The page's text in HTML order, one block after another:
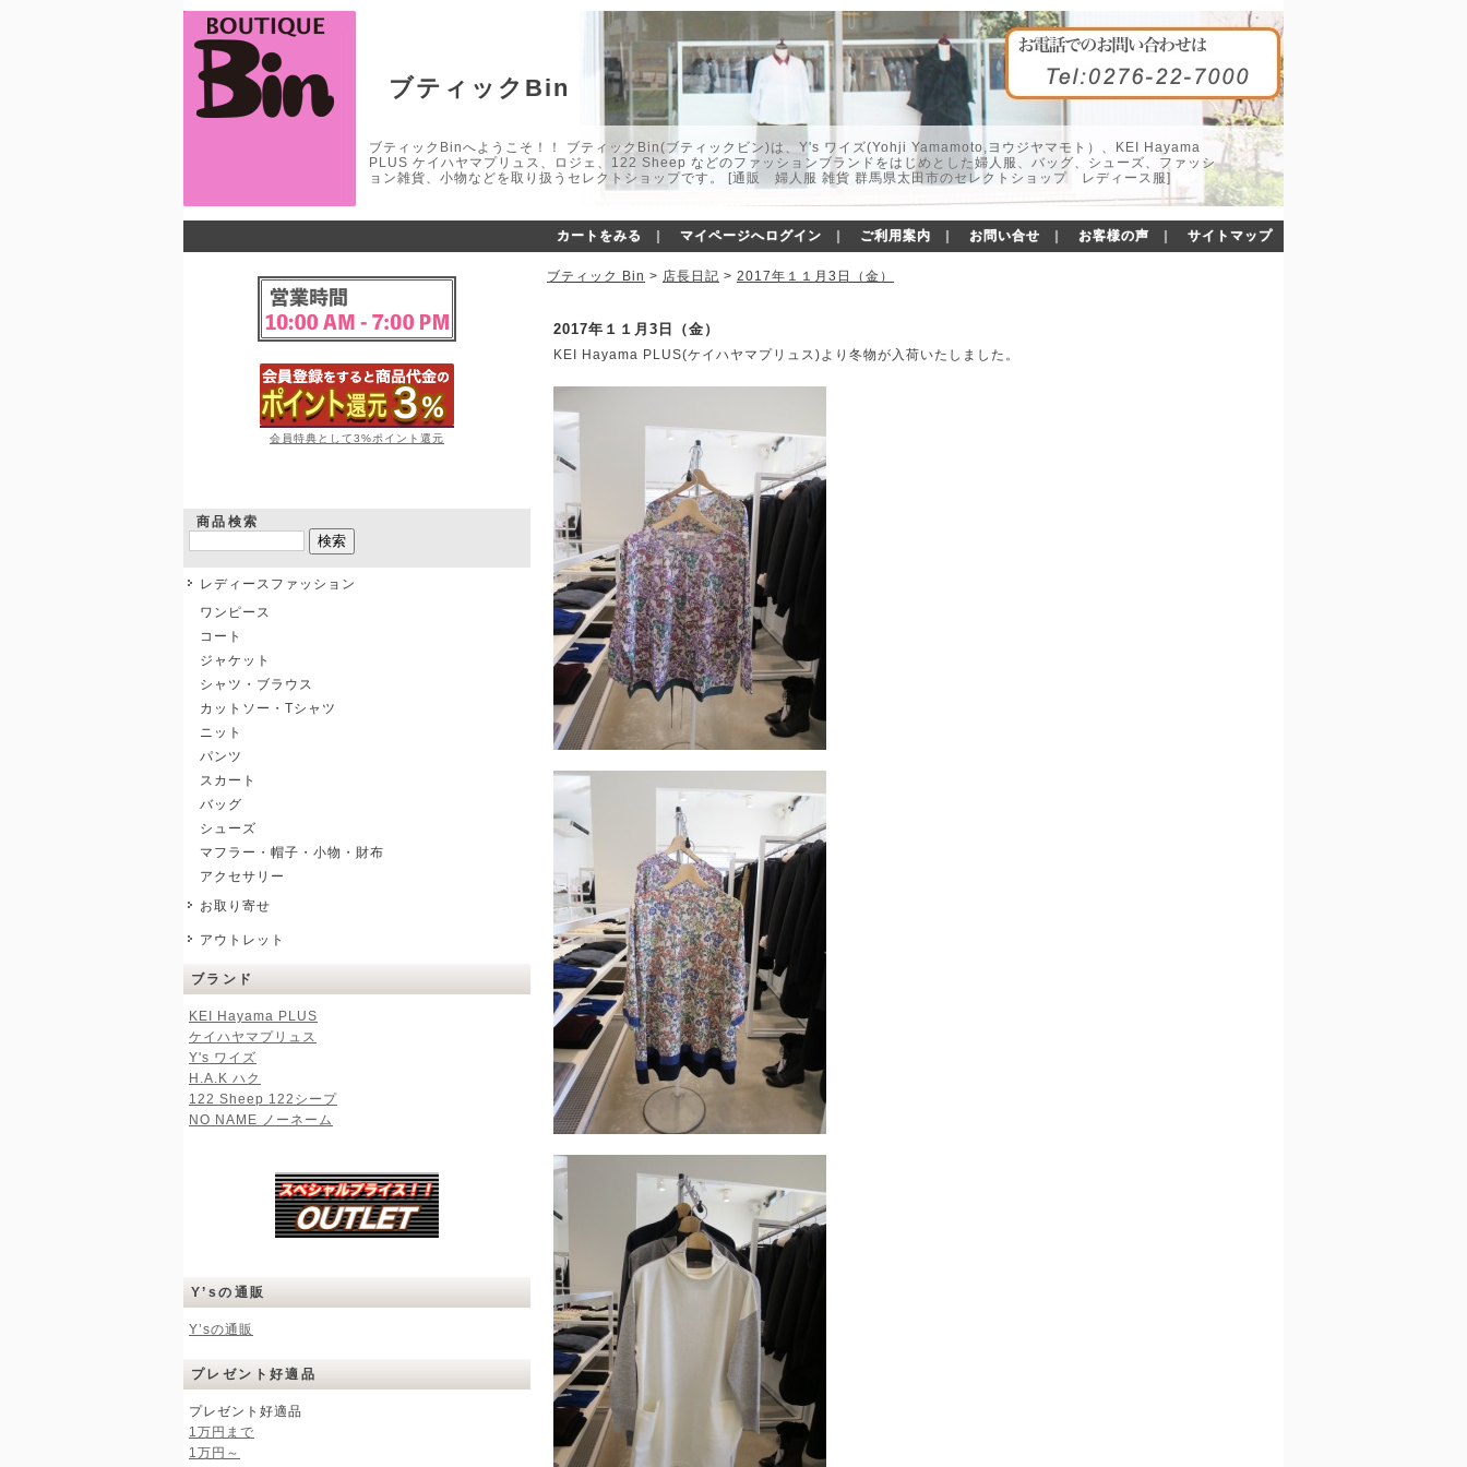
ブティックBin
ブティックBinへようこそ！！ ブティックBin(ブティックビン)は、Y's ワイズ(Yohji Yamamoto,ヨウジヤマモト）、KEI Hayama
PLUS ケイハヤマプリュス、ロジェ、122 Sheep などのファッションブランドをはじめとした婦人服、バッグ、シューズ、ファッシ
ョン雑貨、小物などを取り扱うセレクトショップです。 [通販 婦人服 雑貨 群馬県太田市のセレクトショップ レディース服]
カートをみる マイページへログイン ご利用案内 お問い合せ お客様の声 サイトマップ
会員特典として3%ポイント還元
商品検索
レディースファッション
ワンピース
コート
ジャケット
シャツ・ブラウス
カットソー・Tシャツ
ニット
パンツ
スカート
バッグ
シューズ
マフラー・帽子・小物・財布
アクセサリー
お取り寄せ
アウトレット
ブランド
KEI Hayama PLUS
ケイハヤマプリュス
Y's ワイズ
H.A.K ハク
122 Sheep 122シープ
NO NAME ノーネーム
Y’sの通販
Y’sの通販
プレゼント好適品
プレゼント好適品
1万円まで
1万円～
ブティック Bin > 店長日記 > 2017年１１月3日（金）
2017年１１月3日（金）
KEI Hayama PLUS(ケイハヤマプリュス)より冬物が入荷いたしました。